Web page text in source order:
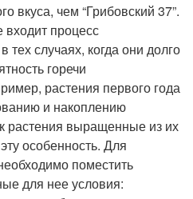
вкуса, чем “Грибовский 37”.
входит процесс
случаях, когда они долго
горечи
растения первого года
и накоплению
растения выращенные из их
особенность. Для
поместить
для нее условия: